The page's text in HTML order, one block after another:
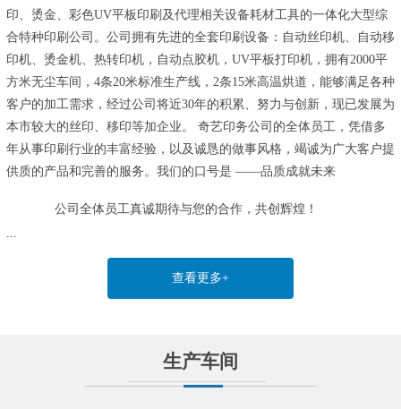
印、烫金、彩色UV平板印刷及代理相关设备耗材工具的一体化大型综
合特种印刷公司。公司拥有先进的全套印刷设备：自动丝印机、自动移
印机、烫金机、热转印机，自动点胶机，UV平板打印机，拥有2000平
方米无尘车间，4条20米标准生产线，2条15米高温烘道，能够满足各种
客户的加工需求，经过公司将近30年的积累、努力与创新，现已发展为
本市较大的丝印、移印等加企业。 奇艺印务公司的全体员工，凭借多
年从事印刷行业的丰富经验，以及诚恳的做事风格，竭诚为广大客户提
供质的产品和完善的服务。我们的口号是 ——品质成就未来
公司全体员工真诚期待与您的合作，共创辉煌！
...
查看更多+
生产车间